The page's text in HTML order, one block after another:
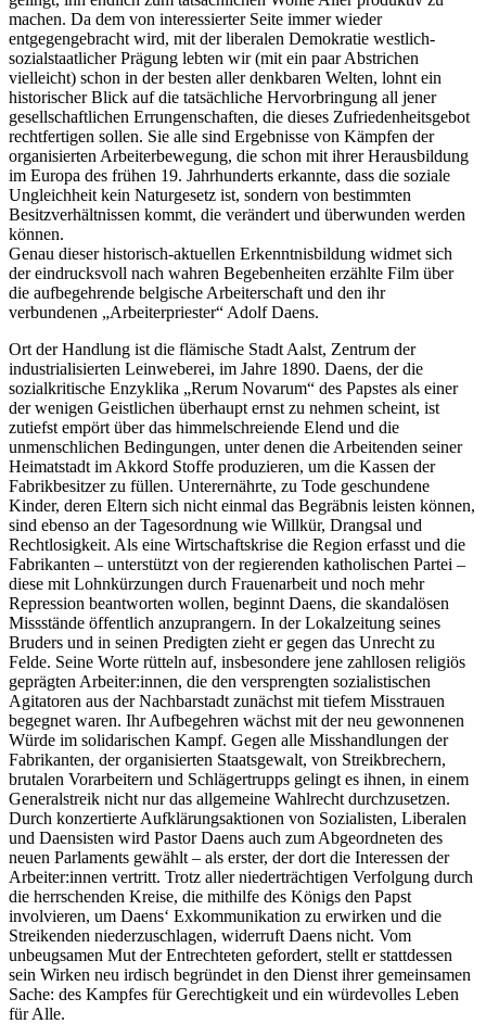
machen. Da dem von interessierter Seite immer wieder
entgegengebracht wird, mit der liberalen Demokratie westlich-
sozialstaatlicher Prägung lebten wir (mit ein paar Abstrichen
vielleicht) schon in der besten aller denkbaren Welten, lohnt ein
historischer Blick auf die tatsächliche Hervorbringung all jener
gesellschaftlichen Errungenschaften, die dieses Zufriedenheitsgebot
rechtfertigen sollen. Sie alle sind Ergebnisse von Kämpfen der
organisierten Arbeiterbewegung, die schon mit ihrer Herausbildung
im Europa des frühen 19. Jahrhunderts erkannte, dass die soziale
Ungleichheit kein Naturgesetz ist, sondern von bestimmten
Besitzverhältnissen kommt, die verändert und überwunden werden
können.
Genau dieser historisch-aktuellen Erkenntnisbildung widmet sich
der eindrucksvoll nach wahren Begebenheiten erzählte Film über
die aufbegehrende belgische Arbeiterschaft und den ihr
verbundenen „Arbeiterpriester“ Adolf Daens.
Ort der Handlung ist die flämische Stadt Aalst, Zentrum der
industrialisierten Leinweberei, im Jahre 1890. Daens, der die
sozialkritische Enzyklika „Rerum Novarum“ des Papstes als einer
der wenigen Geistlichen überhaupt ernst zu nehmen scheint, ist
zutiefst empört über das himmelschreiende Elend und die
unmenschlichen Bedingungen, unter denen die Arbeitenden seiner
Heimatstadt im Akkord Stoffe produzieren, um die Kassen der
Fabrikbesitzer zu füllen. Unterernährte, zu Tode geschundene
Kinder, deren Eltern sich nicht einmal das Begräbnis leisten können,
sind ebenso an der Tagesordnung wie Willkür, Drangsal und
Rechtlosigkeit. Als eine Wirtschaftskrise die Region erfasst und die
Fabrikanten – unterstützt von der regierenden katholischen Partei –
diese mit Lohnkürzungen durch Frauenarbeit und noch mehr
Repression beantworten wollen, beginnt Daens, die skandalösen
Missstände öffentlich anzuprangern. In der Lokalzeitung seines
Bruders und in seinen Predigten zieht er gegen das Unrecht zu
Felde. Seine Worte rütteln auf, insbesondere jene zahllosen religiös
geprägten Arbeiter:innen, die den versprengten sozialistischen
Agitatoren aus der Nachbarstadt zunächst mit tiefem Misstrauen
begegnet waren. Ihr Aufbegehren wächst mit der neu gewonnenen
Würde im solidarischen Kampf. Gegen alle Misshandlungen der
Fabrikanten, der organisierten Staatsgewalt, von Streikbrechern,
brutalen Vorarbeitern und Schlägertrupps gelingt es ihnen, in einem
Generalstreik nicht nur das allgemeine Wahlrecht durchzusetzen.
Durch konzertierte Aufklärungsaktionen von Sozialisten, Liberalen
und Daensisten wird Pastor Daens auch zum Abgeordneten des
neuen Parlaments gewählt – als erster, der dort die Interessen der
Arbeiter:innen vertritt. Trotz aller niederträchtigen Verfolgung durch
die herrschenden Kreise, die mithilfe des Königs den Papst
involvieren, um Daens‘ Exkommunikation zu erwirken und die
Streikenden niederzuschlagen, widerruft Daens nicht. Vom
unbeugsamen Mut der Entrechteten gefordert, stellt er stattdessen
sein Wirken neu irdisch begründet in den Dienst ihrer gemeinsamen
Sache: des Kampfes für Gerechtigkeit und ein würdevolles Leben
für Alle.